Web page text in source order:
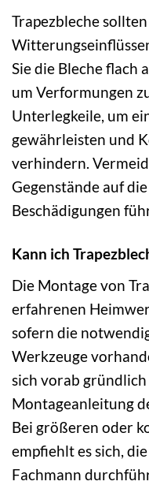
Trapezbleche
Sie die Bleche flach
um Verformungen
Unterlegkeile, um
gewährleisten und
verhindern.
Gegenstände auf
Beschädigungen
Kann ich
Die Montage von
erfahrenen
sofern die
Werkzeuge
sich vorab
Montageanleitung
Bei größeren oder
empfiehlt es sich,
Fachmann